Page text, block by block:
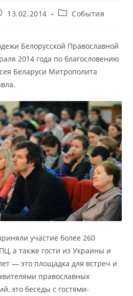
13.02.2014 События
Белорусской Православной
2014 года по благословению
Беларуси Митрополита
участие более 260
а также гости из Украины и
— это площадка для встреч и
православных
это беседы с гостями-